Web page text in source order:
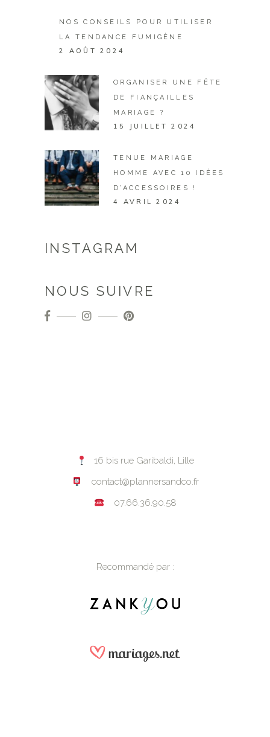
NOS CONSEILS POUR UTILISER
LA TENDANCE FUMIGÈNE
2 AOÛT 2024
ORGANISER UNE FÊTE
DE FIANÇAILLES
MARIAGE ?
15 JUILLET 2024
TENUE MARIAGE
HOMME AVEC 10 IDÉES
D’ACCESSOIRES !
4 AVRIL 2024
INSTAGRAM
NOUS SUIVRE
16 bis rue Garibaldi, Lille
contact@plannersandco.fr
07.66.36.90.58
Recommandé par :